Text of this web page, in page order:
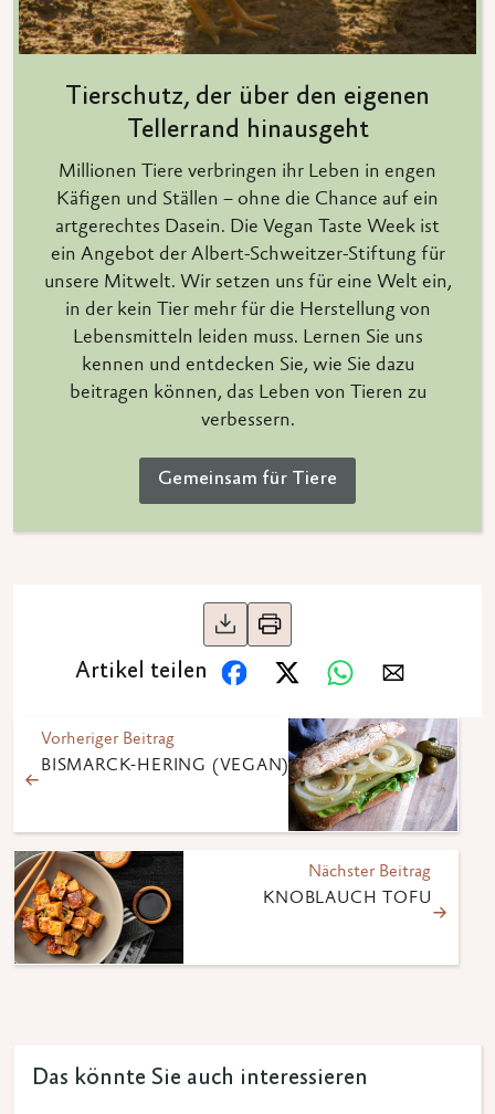
Tierschutz, der über den eigenen
Tellerrand hinausgeht
Millionen Tiere verbringen ihr Leben in engen
Käfigen und Ställen – ohne die Chance auf ein
artgerechtes Dasein. Die Vegan Taste Week ist
ein Angebot der Albert-Schweitzer-Stiftung für
unsere Mitwelt. Wir setzen uns für eine Welt ein,
in der kein Tier mehr für die Herstellung von
Lebensmitteln leiden muss. Lernen Sie uns
kennen und entdecken Sie, wie Sie dazu
beitragen können, das Leben von Tieren zu
verbessern.
Gemeinsam für Tiere
Artikel teilen
Vorheriger Beitrag
BISMARCK-HERING (VEGAN)
Nächster Beitrag
KNOBLAUCH TOFU
Das könnte Sie auch interessieren